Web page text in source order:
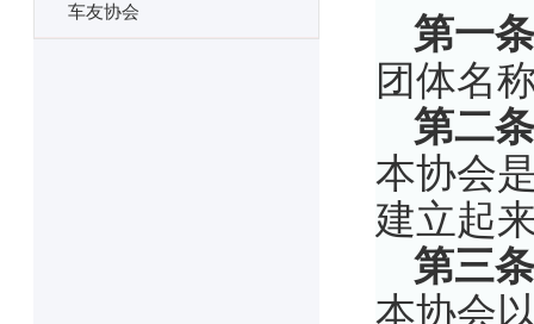
车友协会
第一条
团体名
第二条
本协会
建立起
第三条
本协会